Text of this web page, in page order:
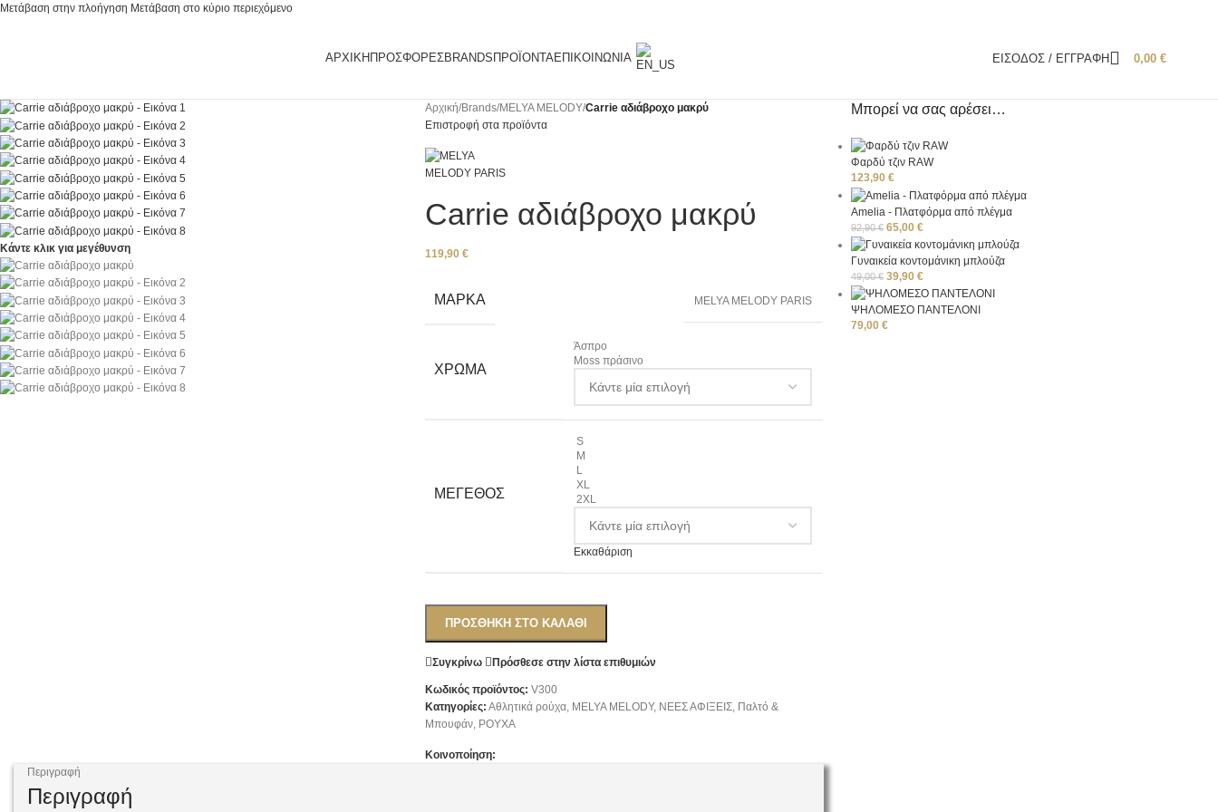
Μετάβαση στην πλοήγηση Μετάβαση στο κύριο περιεχόμενο
ΑΡΧΙΚΉΠΡΟΣΦΟΡΈΣBRANDSΠΡΟΪΌΝΤΑΕΠΙΚΟΙΝΩΝΊΑ ΕΊΣΟΔΟΣ / ΕΓΓΡΑΦΉ 0,00 €
Κάντε κλικ για μεγέθυνση
Αρχική/Brands/ΜΕLYA MELODY/Carrie αδιάβροχο μακρύ
Επιστροφή στα προϊόντα
Carrie αδιάβροχο μακρύ
119,90€
ΜΆΡΚΑ MELYA MELODY PARIS
ΧΡΏΜΑ
Άσπρο
Moss πράσινο
ΜΈΓΕΘΟΣ
S
M
L
XL
2XL
Εκκαθάριση
ΠΡΟΣΘΉΚΗ ΣΤΟ ΚΑΛΆΘΙ
Συγκρίνω Πρόσθεσε στην λίστα επιθυμιών
Κωδικός προϊόντος:V300
Κατηγορίες: Αθλητικά ρούχα, ΜΕLYA MELODY, ΝΕΕΣ ΑΦΙΞΕΙΣ, Παλτό &
Μπουφάν, ΡΟΥΧΑ
Κοινοποίηση:
Περιγραφή
Περιγραφή
Μπορεί να σας αρέσει…
Φαρδύ τζιν RAW
123,90 €
Amelia - Πλατφόρμα από πλέγμα
92,90€ 65,00 €
Γυναικεία κοντομάνικη μπλούζα
49,00€ 39,90 €
ΨΗΛΟΜΕΣΟ ΠΑΝΤΕΛΟΝΙ
79,00 €